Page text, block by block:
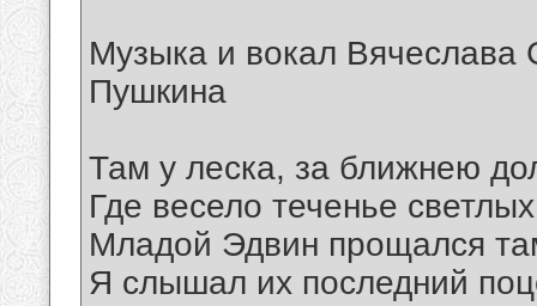
Музыка и вокал Вячеслава
Пушкина
Там у леска, за ближнею
Где весело теченье
Младой Эдвин прощался
Я слышал их последний